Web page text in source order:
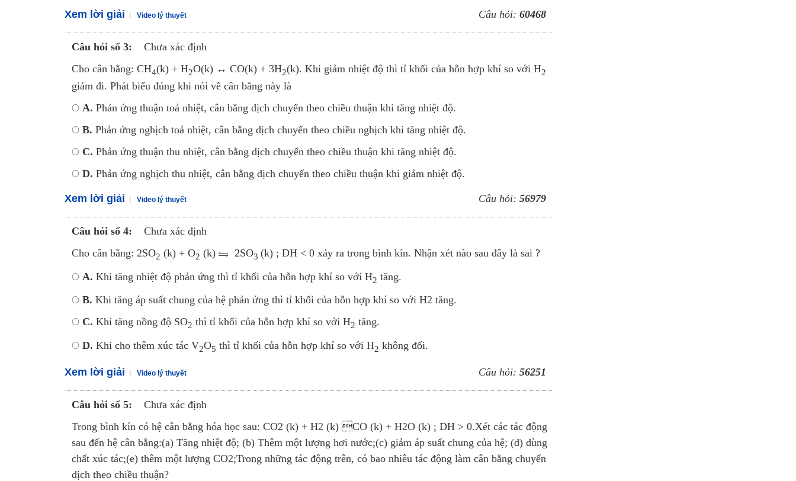
Xem lời giải Video lý thuyết Câu hỏi: 60468
Câu hỏi số 3:
Chưa xác định
Cho cân bằng: CH4(k) + H2O(k) ↔ CO(k) + 3H2(k). Khi giảm nhiệt độ thì tỉ khối của hỗn hợp khí so với H2
giảm đi. Phát biểu đúng khi nói về cân bằng này là
A. Phản ứng thuận toả nhiệt, cân bằng dịch chuyển theo chiều thuận khi tăng nhiệt độ.
B. Phản ứng nghịch toả nhiệt, cân bằng dịch chuyển theo chiều nghịch khi tăng nhiệt độ.
C. Phản ứng thuận thu nhiệt, cân bằng dịch chuyển theo chiều thuận khi tăng nhiệt độ.
D. Phản ứng nghịch thu nhiệt, cân bằng dịch chuyển theo chiều thuận khi giảm nhiệt độ.
Xem lời giải Video lý thuyết Câu hỏi: 56979
Câu hỏi số 4:
Chưa xác định
Cho cân bằng: 2SO2 (k) + O2 (k) 2SO3 (k) ; DH < 0 xảy ra trong bình kín. Nhận xét nào sau đây là sai ?
A. Khi tăng nhiệt độ phản ứng thì tỉ khối của hỗn hợp khí so với H2 tăng.
B. Khi tăng áp suất chung của hệ phản ứng thì tỉ khối của hỗn hợp khí so với H2 tăng.
C. Khi tăng nồng độ SO2 thì tỉ khối của hỗn hợp khí so với H2 tăng.
D. Khi cho thêm xúc tác V2O5 thì tỉ khối của hỗn hợp khí so với H2 không đổi.
Xem lời giải Video lý thuyết Câu hỏi: 56251
Câu hỏi số 5:
Chưa xác định
Trong bình kín có hệ cân bằng hóa học sau: CO2 (k) + H2 (k) CO (k) + H2O (k) ; DH > 0.Xét các tác động
sau đến hệ cân bằng:(a) Tăng nhiệt độ; (b) Thêm một lượng hơi nước;(c) giảm áp suất chung của hệ; (d) dùng
chất xúc tác;(e) thêm một lượng CO2;Trong những tác động trên, có bao nhiêu tác động làm cân bằng chuyển
dịch theo chiều thuận?